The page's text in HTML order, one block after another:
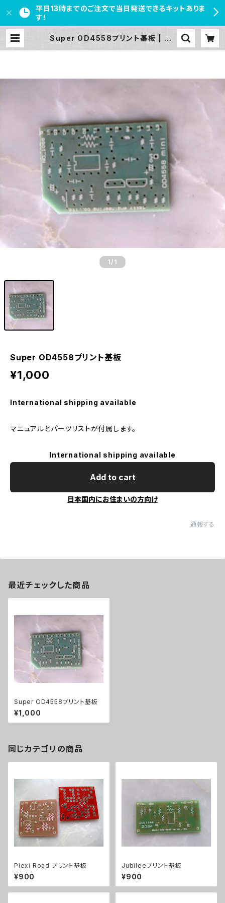
平日13時までのご注文で当日発送できるキットありま
す！
Super OD4558プリント基板 | PE
1 /1
Super OD4558プリント基板
¥1,000
International shipping available
マニュアルとパーツリストが付属します。
International shipping available
Add to cart
日本国内にお住まいの方向け
通報する
最近チェックした商品
Super OD4558プリント基板
¥1,000
同じカテゴリの商品
Plexi Road プリント基板
¥900
Jubileeプリント基板
¥900